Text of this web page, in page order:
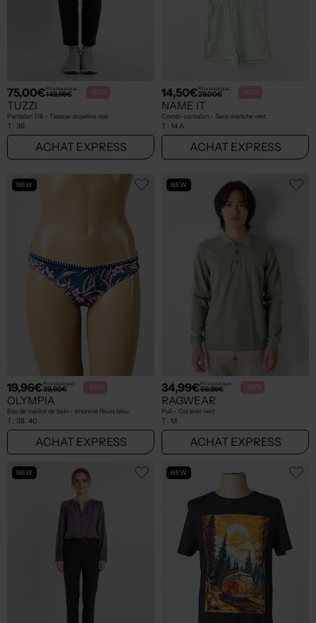
75,00€Prix boutique :
149,99€ -50%
TUZZI
Pantalon 7/8 - Tissage popeline noir
T : 36
ACHAT EXPRESS
14,50€Prix boutique :
29,00€ -50%
NAME IT
Combi-pantalon - Sans manche vert
T : 14 A
ACHAT EXPRESS
NEW
19,96€Prix boutique :
39,90€ -50%
OLYMPIA
Bas de maillot de bain - Imprimé fleurs bleu
T : 38, 40
ACHAT EXPRESS
NEW
34,99€Prix boutique :
69,99€ -50%
RAGWEAR
Pull - Col polo vert
T : M
ACHAT EXPRESS
NEW NEW